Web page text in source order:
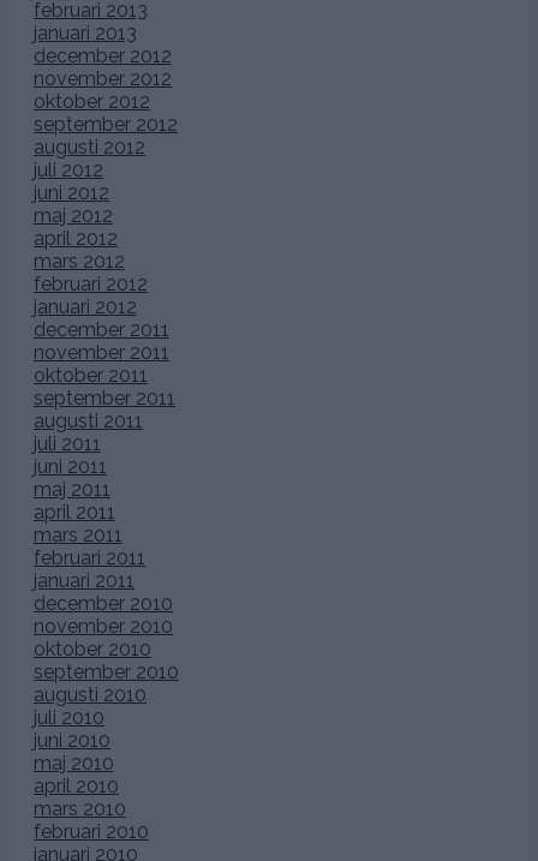
februari 2013
januari 2013
december 2012
november 2012
oktober 2012
september 2012
augusti 2012
juli 2012
juni 2012
maj 2012
april 2012
mars 2012
februari 2012
januari 2012
december 2011
november 2011
oktober 2011
september 2011
augusti 2011
juli 2011
juni 2011
maj 2011
april 2011
mars 2011
februari 2011
januari 2011
december 2010
november 2010
oktober 2010
september 2010
augusti 2010
juli 2010
juni 2010
maj 2010
april 2010
mars 2010
februari 2010
januari 2010